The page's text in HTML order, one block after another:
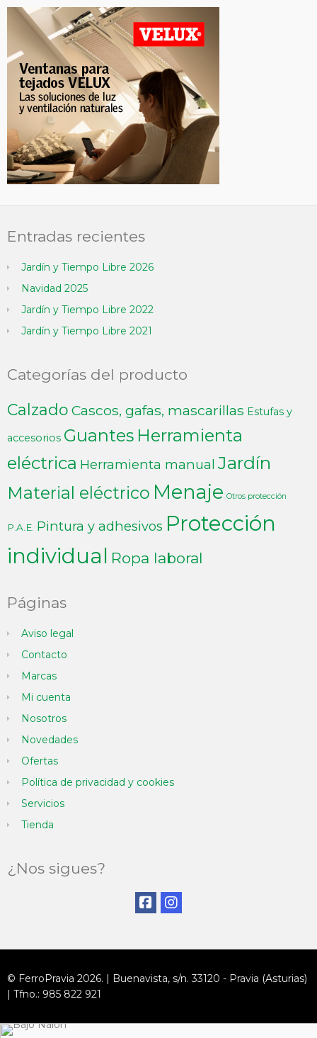
Entradas recientes
Jardín y Tiempo Libre 2026
Navidad 2025
Jardín y Tiempo Libre 2022
Jardín y Tiempo Libre 2021
Categorías del producto
Calzado Cascos, gafas, mascarillas Estufas y
accesorios Guantes Herramienta
eléctrica Herramienta manual Jardín
Material eléctrico Menaje Otros protección
P.A.E. Pintura y adhesivos Protección
individual Ropa laboral
Páginas
Aviso legal
Contacto
Marcas
Mi cuenta
Nosotros
Novedades
Ofertas
Política de privacidad y cookies
Servicios
Tienda
¿Nos sigues?
© FerroPravia 2026. | Buenavista, s/n. 33120 - Pravia (Asturias)
| Tfno.: 985 822 921